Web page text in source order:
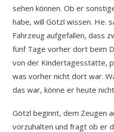
sehen können. Ob er
habe, will Götzl wissen. He.
Fahrzeug aufgefallen, dass
fünf Tage vorher dort beim
von der Kindertagesstätte,
was vorher nicht dort war.
das war, könne er heute
Götzl beginnt, dem Zeugen
vorzuhalten und fragt ob er